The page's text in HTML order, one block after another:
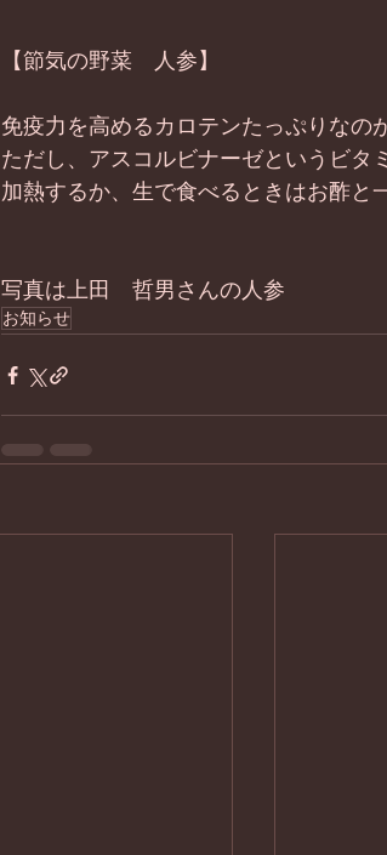
【節気の野菜　人参】
免疫力を高めるカロテンたっぷりなの
ただし、アスコルビナーゼというビ
加熱するか、生で食べるときはお酢と
写真は上田　哲男さんの人参
お知らせ